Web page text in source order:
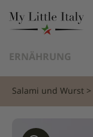
ERNÄHRUNG
Salami und Wurst